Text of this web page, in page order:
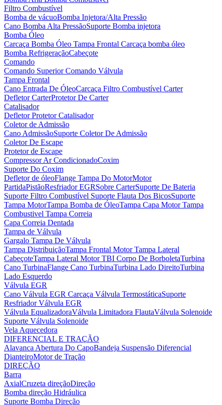
Filtro Combustível
Bomba de vácuoBomba Injetora/Alta Pressão
Cano Bomba Alta PressãoSuporte Bomba injetora
Bomba Óleo
Carcaça Bomba Óleo Tampa Frontal Carcaça bomba óleo
Bomba RefrigeraçãoCabeçote
Comando
Comando SuperiorComando Válvula
Tampa Frontal
Cano Entrada De ÓleoCarcaça Filtro Combustível Carter
Defletor CarterProtetor De Carter
Catalisador
Defletor Protetor Catalisador
Coletor de Admissão
Cano AdmissãoSuporte Coletor De Admissão
Coletor De Escape
Protetor de Escape
Compressor Ar CondicionadoCoxim
Suporte Do Coxim
Defletor de óleoFlange Tampa Do MotorMotor
PartidaPistãoResfriador EGRSobre CarterSuporte De Bateria
Suporte Filtro Combustível Suporte Flauta Dos BicosSuporte
Tampa MotorTampa Bomba de ÓleoTampa Capa MotorTampa
Combustivel Tampa Correia
Capa Correia Dentada
Tampa de Válvula
Gargalo Tampa De Válvula
Tampa DistribuiçãoTampa Frontal MotorTampa Lateral
CabeçoteTampa Lateral MotorTBI Corpo De BorboletaTurbina
Cano TurbinaFlange Cano TurbinaTurbina Lado DireitoTurbina
Lado Esquerdo
Válvula EGR
Cano Válvula EGR Carcaça Válvula TermostáticaSuporte
Resfriador Válvula EGR
Válvula EqualizadoraVálvula Limitadora FlautaVálvula Solenoide
Suporte Válvula Solenoide
Vela Aquecedora
DIFERENCIAL E TRAÇÃO
Alavanca Abertura Do CapoBandeja Suspensão Diferencial
DianteiroMotor de Tração
DIREÇÃO
Barra
AxialCruzeta direçãoDireção
Bomba direção Hidráulica
Suporte Bomba Direção